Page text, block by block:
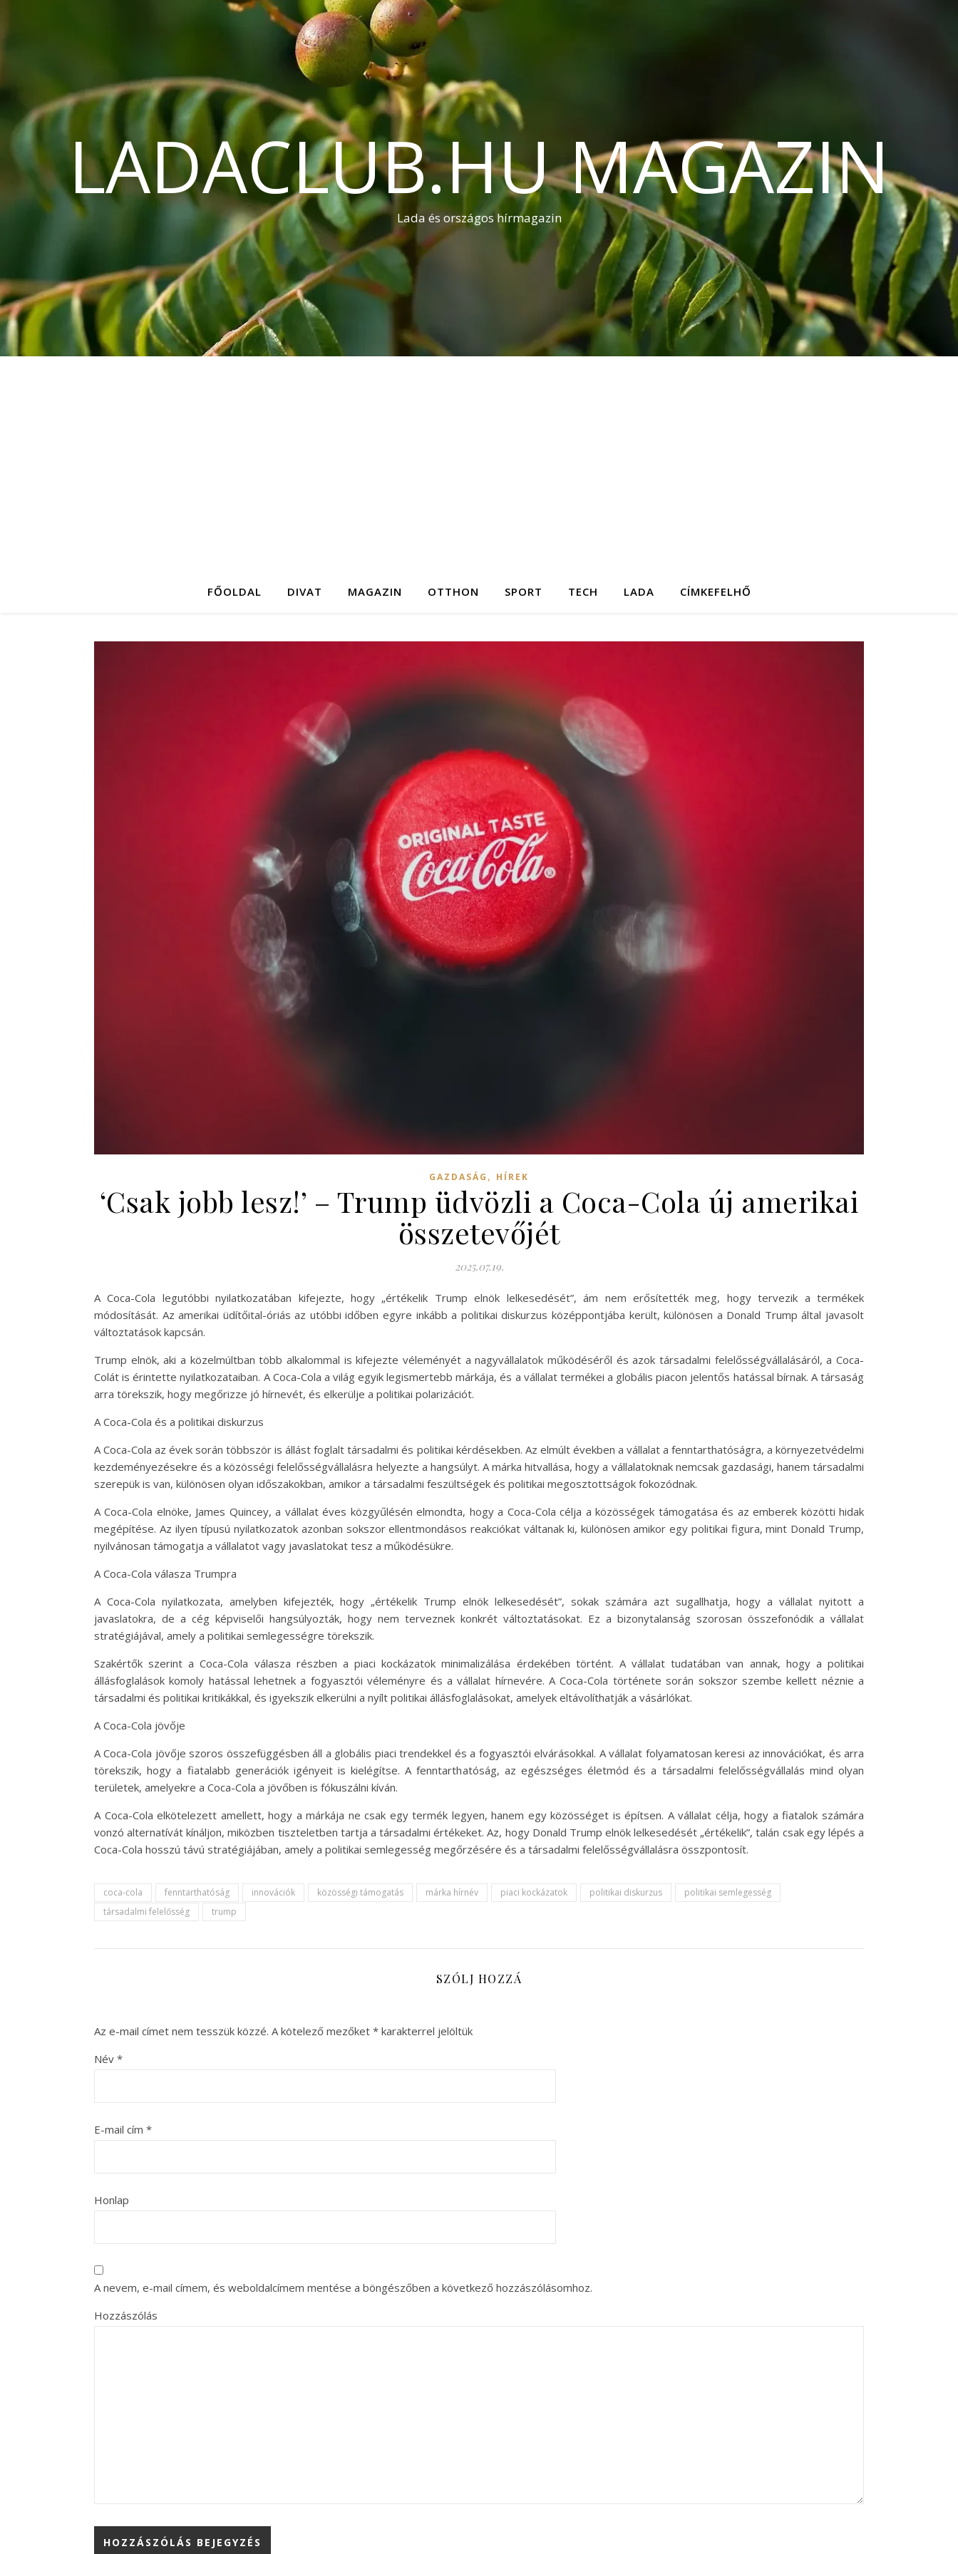
LADACLUB.HU MAGAZIN
Lada és országos hírmagazin
FŐOLDAL DIVAT MAGAZIN OTTHON SPORT TECH LADA CÍMKEFELHŐ
GAZDASÁG , HÍREK
‘Csak jobb lesz!’ – Trump üdvözli a Coca-Cola új amerikai
összetevőjét
2025.07.19.
A Coca-Cola legutóbbi nyilatkozatában kifejezte, hogy „értékelik Trump elnök lelkesedését”, ám nem erősítették meg, hogy tervezik a termékek
módosítását. Az amerikai üdítőital-óriás az utóbbi időben egyre inkább a politikai diskurzus középpontjába került, különösen a Donald Trump által javasolt
változtatások kapcsán.
Trump elnök, aki a közelmúltban több alkalommal is kifejezte véleményét a nagyvállalatok működéséről és azok társadalmi felelősségvállalásáról, a Coca-
Colát is érintette nyilatkozataiban. A Coca-Cola a világ egyik legismertebb márkája, és a vállalat termékei a globális piacon jelentős hatással bírnak. A társaság
arra törekszik, hogy megőrizze jó hírnevét, és elkerülje a politikai polarizációt.
A Coca-Cola és a politikai diskurzus
A Coca-Cola az évek során többször is állást foglalt társadalmi és politikai kérdésekben. Az elmúlt években a vállalat a fenntarthatóságra, a környezetvédelmi
kezdeményezésekre és a közösségi felelősségvállalásra helyezte a hangsúlyt. A márka hitvallása, hogy a vállalatoknak nemcsak gazdasági, hanem társadalmi
szerepük is van, különösen olyan időszakokban, amikor a társadalmi feszültségek és politikai megosztottságok fokozódnak.
A Coca-Cola elnöke, James Quincey, a vállalat éves közgyűlésén elmondta, hogy a Coca-Cola célja a közösségek támogatása és az emberek közötti hidak
megépítése. Az ilyen típusú nyilatkozatok azonban sokszor ellentmondásos reakciókat váltanak ki, különösen amikor egy politikai figura, mint Donald Trump,
nyilvánosan támogatja a vállalatot vagy javaslatokat tesz a működésükre.
A Coca-Cola válasza Trumpra
A Coca-Cola nyilatkozata, amelyben kifejezték, hogy „értékelik Trump elnök lelkesedését”, sokak számára azt sugallhatja, hogy a vállalat nyitott a
javaslatokra, de a cég képviselői hangsúlyozták, hogy nem terveznek konkrét változtatásokat. Ez a bizonytalanság szorosan összefonódik a vállalat
stratégiájával, amely a politikai semlegességre törekszik.
Szakértők szerint a Coca-Cola válasza részben a piaci kockázatok minimalizálása érdekében történt. A vállalat tudatában van annak, hogy a politikai
állásfoglalások komoly hatással lehetnek a fogyasztói véleményre és a vállalat hírnevére. A Coca-Cola története során sokszor szembe kellett néznie a
társadalmi és politikai kritikákkal, és igyekszik elkerülni a nyílt politikai állásfoglalásokat, amelyek eltávolíthatják a vásárlókat.
A Coca-Cola jövője
A Coca-Cola jövője szoros összefüggésben áll a globális piaci trendekkel és a fogyasztói elvárásokkal. A vállalat folyamatosan keresi az innovációkat, és arra
törekszik, hogy a fiatalabb generációk igényeit is kielégítse. A fenntarthatóság, az egészséges életmód és a társadalmi felelősségvállalás mind olyan
területek, amelyekre a Coca-Cola a jövőben is fókuszálni kíván.
A Coca-Cola elkötelezett amellett, hogy a márkája ne csak egy termék legyen, hanem egy közösséget is építsen. A vállalat célja, hogy a fiatalok számára
vonzó alternatívát kínáljon, miközben tiszteletben tartja a társadalmi értékeket. Az, hogy Donald Trump elnök lelkesedését „értékelik”, talán csak egy lépés a
Coca-Cola hosszú távú stratégiájában, amely a politikai semlegesség megőrzésére és a társadalmi felelősségvállalásra összpontosít.
coca-cola fenntarthatóság innovációk közösségi támogatás márka hírnév piaci kockázatok politikai diskurzus
politikai semlegesség
társadalmi felelősség
trump
SZÓLJ HOZZÁ
Az e-mail címet nem tesszük közzé. A kötelező mezőket * karakterrel jelöltük
Név *
E-mail cím *
Honlap
A nevem, e-mail címem, és weboldalcímem mentése a böngészőben a következő hozzászólásomhoz.
Hozzászólás